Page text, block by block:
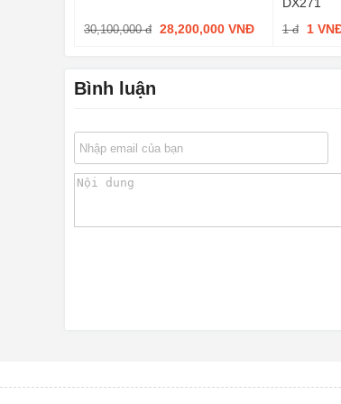
30,100,000 đ 28,200,000 VNĐ
DX271
1 đ 1
Bình luận